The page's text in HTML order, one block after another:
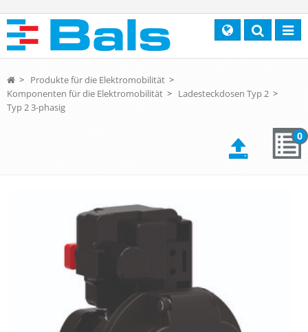
Search
> Produkte für die Elektromobilität >
Komponenten für die Elektromobilität > Ladesteckdosen Typ 2 >
Typ 2 3-phasig
0